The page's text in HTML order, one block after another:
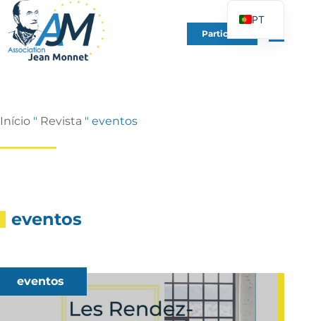
Participe
Início " Revista " eventos
eventos
eventos
PT
FR